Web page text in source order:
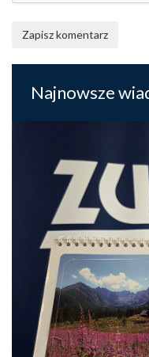
Zapisz komentarz
Najnowsze